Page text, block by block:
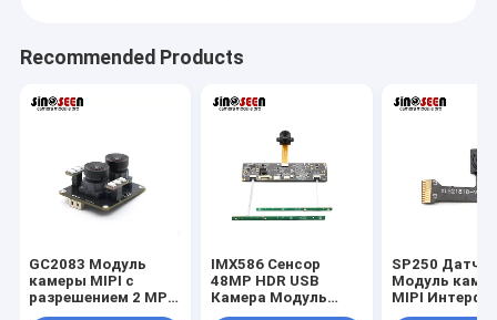
Recommended Products
GC2083 Модуль
камеры MIPI с
разрешением 2 MP с
низким расходом
IMX586 Сенсор
48MP HDR USB
Камера Модуль
8000*6000 FPC+PCB
SP250
Модуль
MIPI